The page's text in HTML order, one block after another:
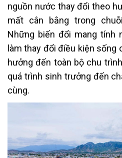
nguồn nước thay đổi theo
mất cân bằng trong
Những biến đổi mang tính
làm thay đổi điều kiện sống
hưởng đến toàn bộ chu
quá trình sinh trưởng đến
cùng.